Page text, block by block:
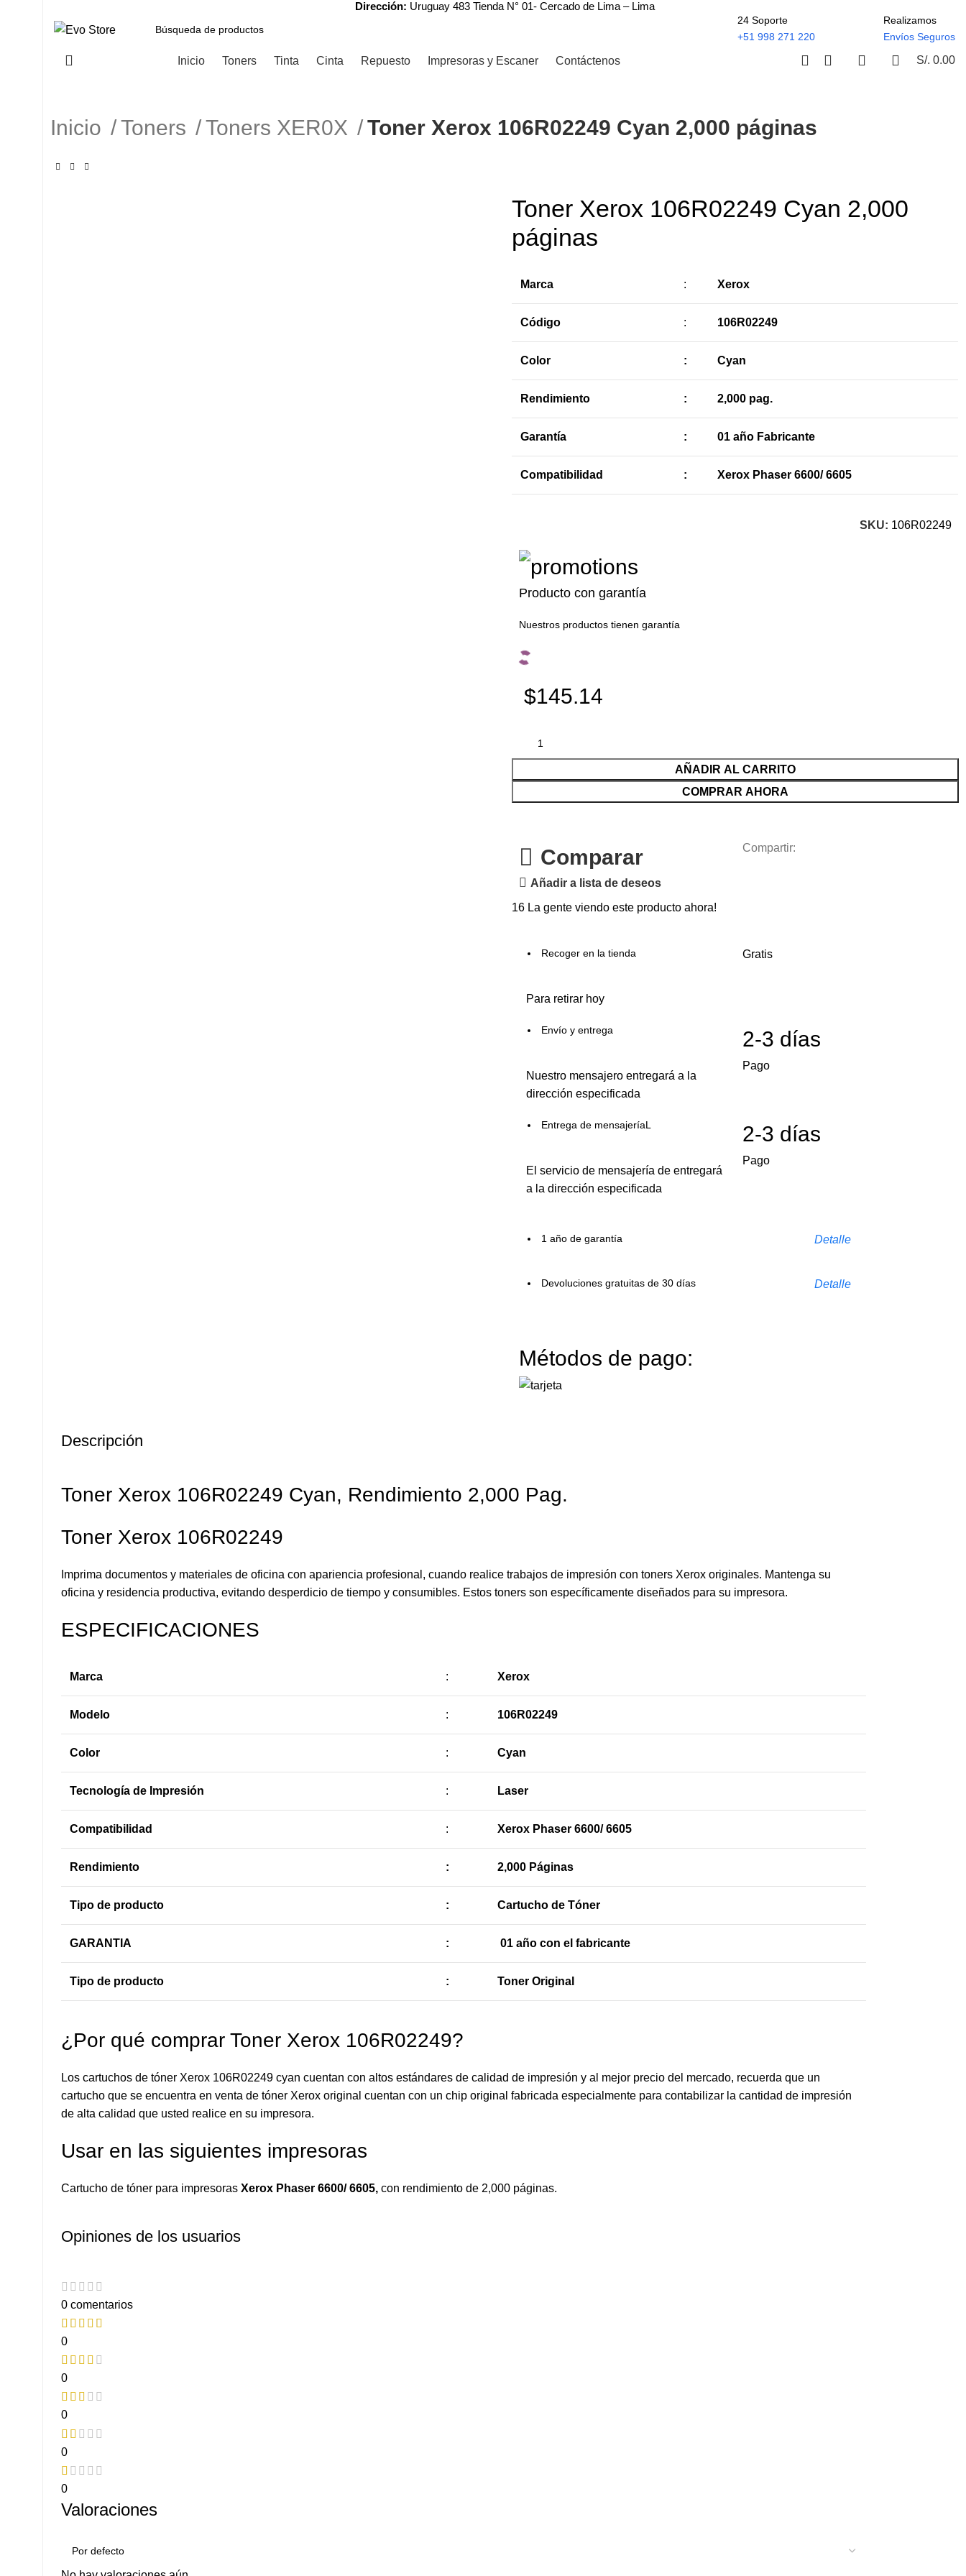
Dirección: Uruguay 483 Tienda N° 01- Cercado de Lima – Lima
24 Soporte
+51 998 271 220
Realizamos
Envíos Seguros
Inicio Toners Tinta Cinta Repuesto Impresoras y Escaner Contáctenos S/. 0.00
Inicio Toners Toners XER0X Toner Xerox 106R02249 Cyan 2,000 páginas
Toner Xerox 106R02249 Cyan 2,000
páginas
Marca : Xerox
Código : 106R02249
Color : Cyan
Rendimiento : 2,000 pag.
Garantía : 01 año Fabricante
Compatibilidad : Xerox Phaser 6600/ 6605
SKU: 106R02249
Producto con garantía
Nuestros productos tienen garantía
$145.14
AÑADIR AL CARRITO
COMPRAR AHORA
Comparar
Añadir a lista de deseos
Compartir:
16 La gente viendo este producto ahora!
Recoger en la tienda
Para retirar hoy
Gratis
Envío y entrega
Nuestro mensajero entregará a la
dirección especificada
2-3 días
Pago
Entrega de mensajeríaL
El servicio de mensajería de entregará
a la dirección especificada
2-3 días
Pago
1 año de garantía Detalle
Devoluciones gratuitas de 30 días Detalle
Métodos de pago:
Descripción
Toner Xerox 106R02249 Cyan, Rendimiento 2,000 Pag.
Toner Xerox 106R02249
Imprima documentos y materiales de oficina con apariencia profesional, cuando realice trabajos de impresión con toners Xerox originales. Mantenga su
oficina y residencia productiva, evitando desperdicio de tiempo y consumibles. Estos toners son específicamente diseñados para su impresora.
ESPECIFICACIONES
Marca : Xerox
Modelo : 106R02249
Color : Cyan
Tecnología de Impresión : Laser
Compatibilidad : Xerox Phaser 6600/ 6605
Rendimiento : 2,000 Páginas
Tipo de producto : Cartucho de Tóner
GARANTIA : 01 año con el fabricante
Tipo de producto : Toner Original
¿Por qué comprar Toner Xerox 106R02249?
Los cartuchos de tóner Xerox 106R02249 cyan cuentan con altos estándares de calidad de impresión y al mejor precio del mercado, recuerda que un
cartucho que se encuentra en venta de tóner Xerox original cuentan con un chip original fabricada especialmente para contabilizar la cantidad de impresión
de alta calidad que usted realice en su impresora.
Usar en las siguientes impresoras
Cartucho de tóner para impresoras Xerox Phaser 6600/ 6605, con rendimiento de 2,000 páginas.
Opiniones de los usuarios
0 comentarios
0
0
0
0
0
Valoraciones